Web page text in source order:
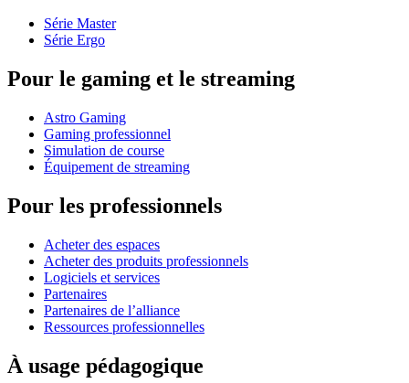
Série Master
Série Ergo
Pour le gaming et le streaming
Astro Gaming
Gaming professionnel
Simulation de course
Équipement de streaming
Pour les professionnels
Acheter des espaces
Acheter des produits professionnels
Logiciels et services
Partenaires
Partenaires de l’alliance
Ressources professionnelles
À usage pédagogique